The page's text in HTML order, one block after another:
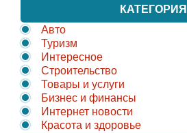
КАТЕГОРИЯ
Авто
Туризм
Интересное
Строительство
Товары и услуги
Бизнес и финансы
Интернет новости
Красота и здоровье